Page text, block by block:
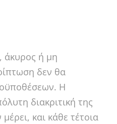
άκυρος ή μη
δεν θα
Η
διακριτική της
και κάθε τέτοια